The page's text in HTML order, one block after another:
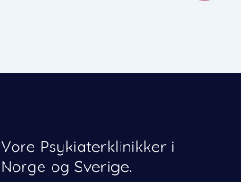
Vore Psykiaterklinikker i
Norge og Sverige.